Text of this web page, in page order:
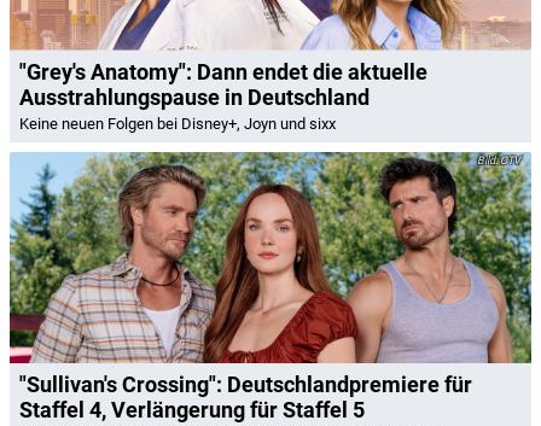
"Grey's Anatomy": Dann endet die aktuelle
Ausstrahlungspause in Deutschland
Keine neuen Folgen bei Disney+, Joyn und sixx
CTV
"Sullivan's Crossing": Deutschlandpremiere für
Staffel 4, Verlängerung für Staffel 5